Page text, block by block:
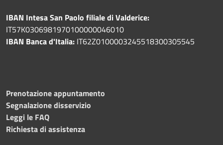
IBAN Intesa San Paolo filiale di Valderice:
IT57K0306981970100000046010
IBAN Banca d'Italia: IT62Z0100003245518300305545
Prenotazione appuntamento
Segnalazione disservizio
Leggi le FAQ
Richiesta di assistenza